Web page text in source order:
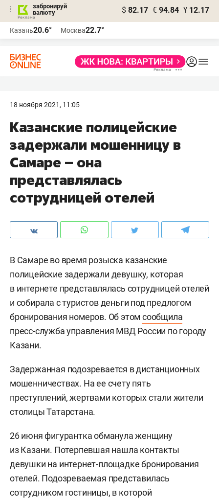
забронируй
валюту
$ 82.17 € 94.84 ¥ 12.17
Казань20.6° Москва22.7°
18 ноября 2021, 11:05
Казанские полицейские
задержали мошенницу в
Самаре – она
представлялась
сотрудницей отелей
В Самаре во время розыска казанские
полицейские задержали девушку, которая
в интернете представлялась сотрудницей отелей
и собирала с туристов деньги под предлогом
бронирования номеров. Об этомсообщила
пресс-служба управления МВД России по городу
Казани.
Задержанная подозревается в дистанционных
мошенничествах. На ее счету пять
преступлений, жертвами которых стали жители
столицы Татарстана.
26 июня фигурантка обманула женщину
из Казани. Потерпевшая нашла контакты
девушки на интернет-площадке бронирования
отелей. Подозреваемая представилась
сотрудником гостиницы, в которой